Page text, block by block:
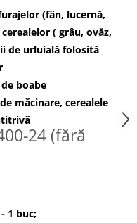
(fân, lucernă,
( grâu, ovăz,
de urluială folosită
boabe
măcinare, cerealele
1 buc;